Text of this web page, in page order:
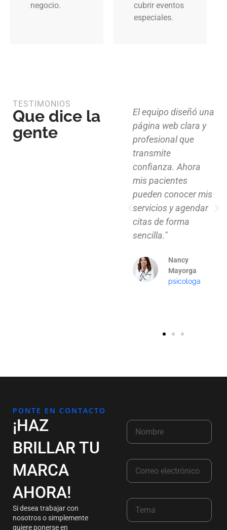
negocio.
cubrir eventos
especiales.
TESTIMONIOS
Que dice la
gente
Diseño limpio,
estructura funcional
y atención al detalle.
El equipo diseñó una
página web clara y
profesional que
transmite
confianza. Ahora
mis pacientes
pueden conocer mis
servicios y agendar
citas de forma
sencilla."
Nancy
Mayorga
psicologa
PONTE EN CONTACTO
¡HAZ
BRILLAR TU
MARCA
AHORA!
Si desea trabajar con
nosotros o simplemente
quiere ponerse en